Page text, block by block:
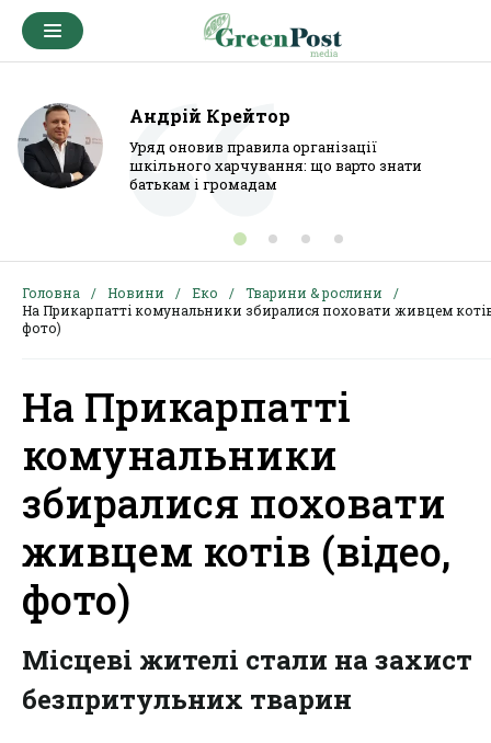
Андрій Крейтор
Уряд оновив правила організації
шкільного харчування: що варто знати
батькам і громадам
Головна Новини Еко
Тварини & рослини
На Прикарпатті комунальники збиралися поховати живцем
фото)
На Прикарпатті
комунальники
збиралися поховати
живцем котів (відео,
фото)
Місцеві жителі стали на захист
безпритульних тварин